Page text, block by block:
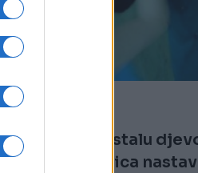
19.01.17. 11:26
Mentalno zaostalu
direktor i trojica